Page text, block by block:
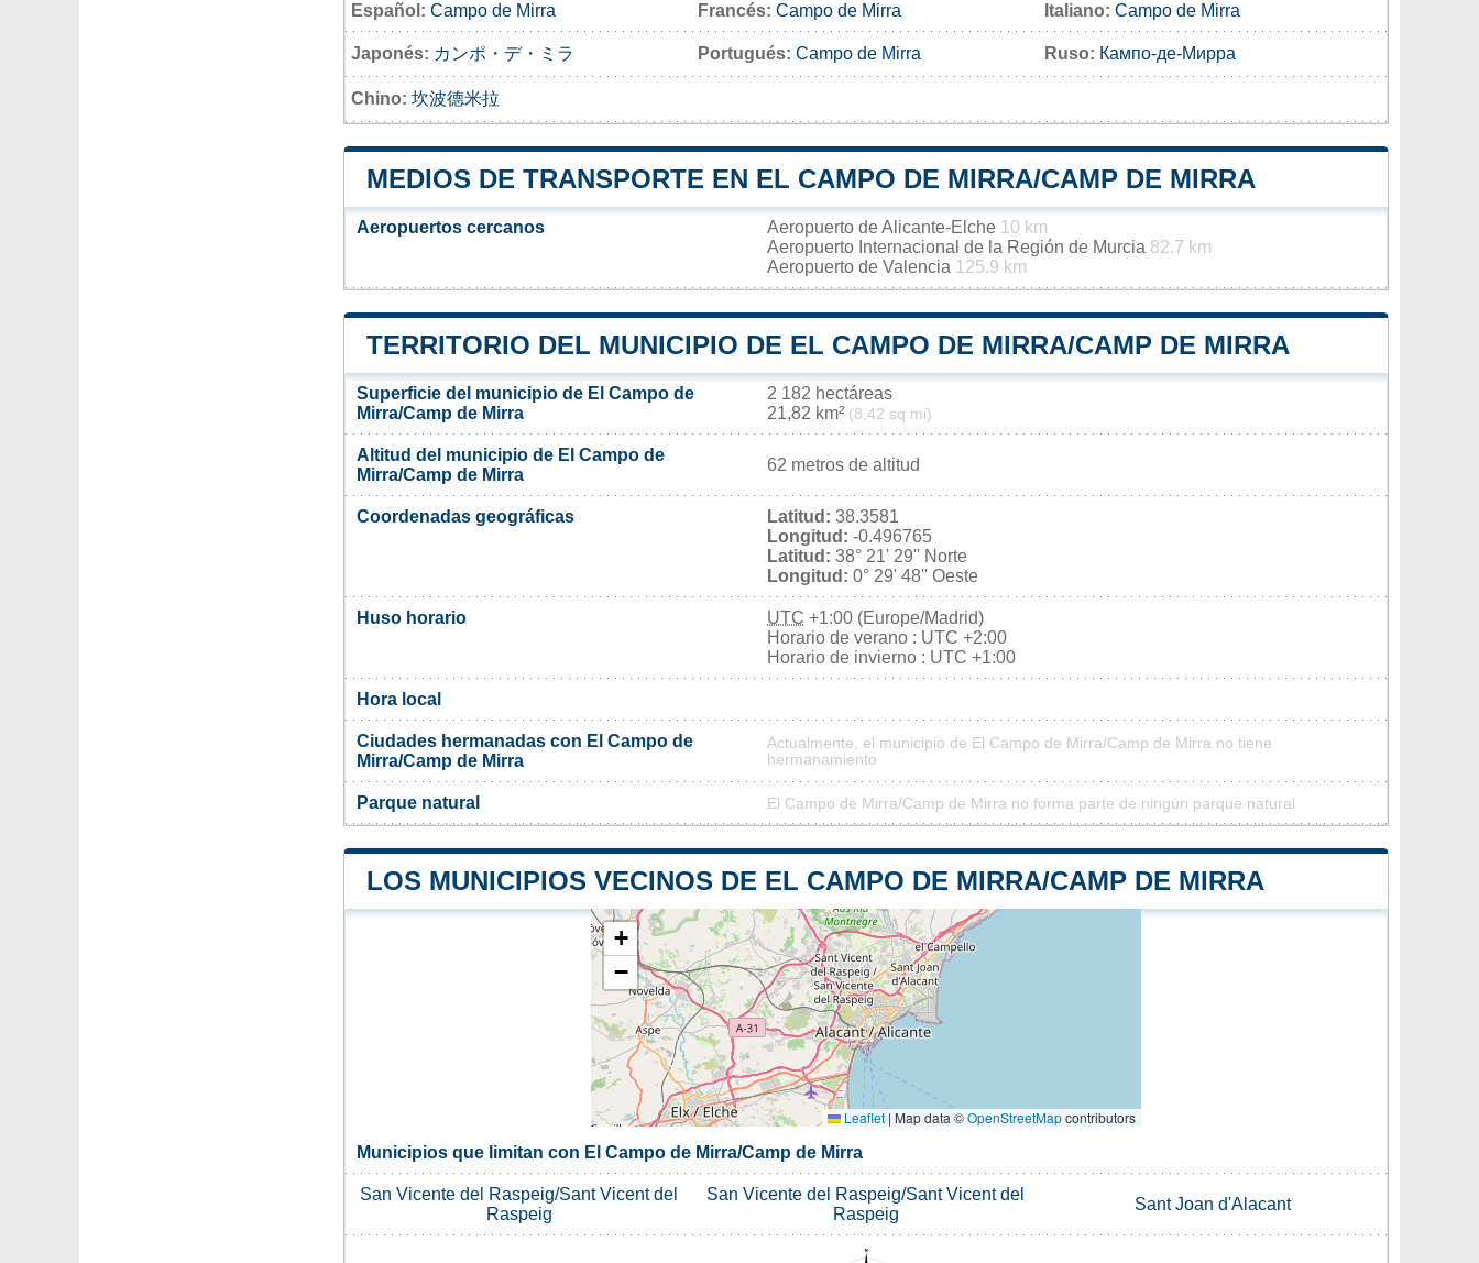
Español: Campo de Mirra Francés: Campo de Mirra Italiano: Campo de Mirra
Japonés: カンポ・デ・ミラ Portugués: Campo de Mirra Ruso: Кампо-де-Мирра
Chino: 坎波德米拉
MEDIOS DE TRANSPORTE EN EL CAMPO DE MIRRA/CAMP DE MIRRA
Aeropuertos cercanos Aeropuerto de Alicante-Elche 10 km
Aeropuerto Internacional de la Región de Murcia 82.7 km
Aeropuerto de Valencia 125.9 km
TERRITORIO DEL MUNICIPIO DE EL CAMPO DE MIRRA/CAMP DE MIRRA
Superficie del municipio de El Campo de
Mirra/Camp de Mirra
2 182 hectáreas
21,82 km² (8,42 sq mi)
Altitud del municipio de El Campo de
Mirra/Camp de Mirra
62 metros de altitud
Coordenadas geográficas Latitud: 38.3581
Longitud: -0.496765
Latitud: 38° 21' 29'' Norte
Longitud: 0° 29' 48'' Oeste
Huso horario UTC +1:00 (Europe/Madrid)
Horario de verano : UTC +2:00
Horario de invierno : UTC +1:00
Hora local
Ciudades hermanadas con El Campo de
Mirra/Camp de Mirra
Actualmente, el municipio de El Campo de Mirra/Camp de Mirra no tiene
hermanamiento
Parque natural El Campo de Mirra/Camp de Mirra no forma parte de ningún parque natural
LOS MUNICIPIOS VECINOS DE EL CAMPO DE MIRRA/CAMP DE MIRRA
+
−
Leaflet | Map data ©OpenStreetMapcontributors
Municipios que limitan con El Campo de Mirra/Camp de Mirra
San Vicente del Raspeig/Sant Vicent del
Raspeig
San Vicente del Raspeig/Sant Vicent del
Raspeig
Sant Joan d'Alacant